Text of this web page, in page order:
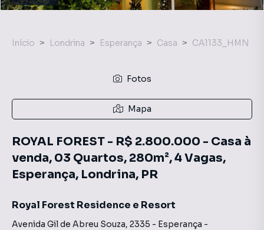
Início Londrina Esperança Casa CA1133_HMN
Fotos
Mapa
ROYAL FOREST - R$ 2.800.000 - Casa à
venda, 03 Quartos, 280m², 4 Vagas,
Esperança, Londrina, PR
Royal Forest Residence e Resort
Avenida Gil de Abreu Souza, 2335 - Esperança -